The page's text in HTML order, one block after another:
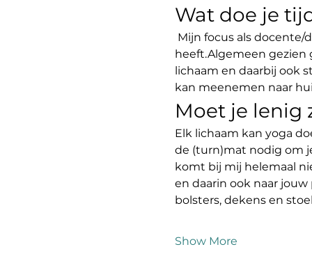
Wat doe je
Mijn focus als
heeft.Algemeen gezien
lichaam en daarbij ook
kan meenemen naar
Moet je lenig
Elk lichaam kan yoga
de (turn)mat nodig om
komt bij mij helemaal
en daarin ook naar
bolsters, dekens en
Show More